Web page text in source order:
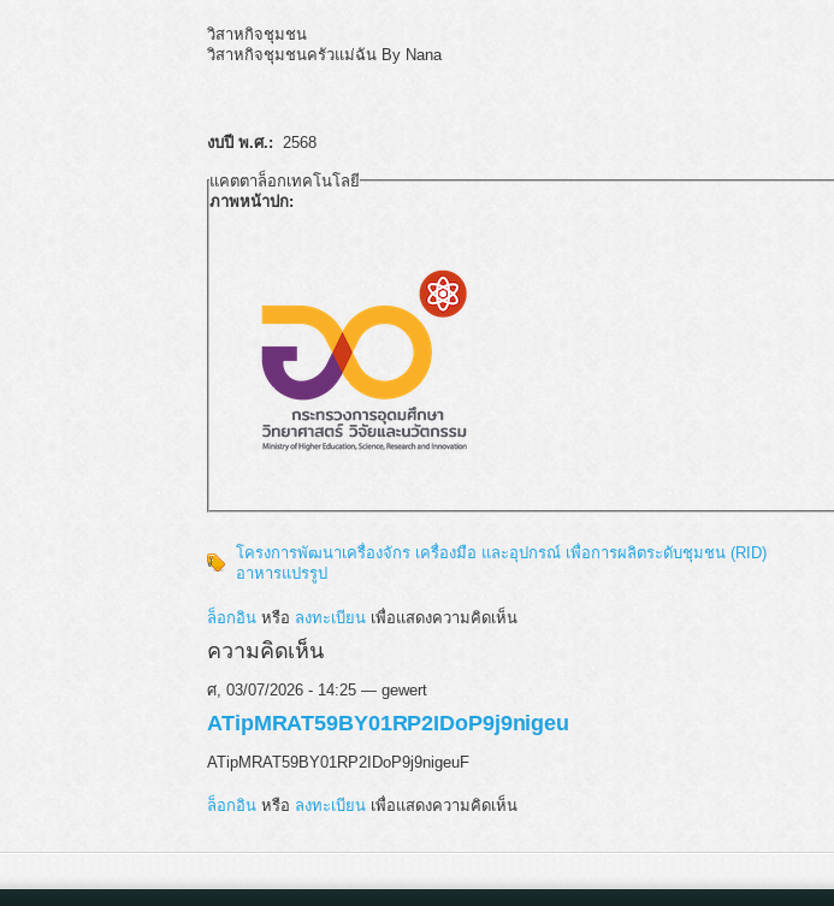
วิสาหกิจชุมชน
วิสาหกิจชุมชนครัวแม่ฉัน By Nana
งบปี พ.ศ.: 2568
แคตตาล็อกเทคโนโลยี
ภาพหน้าปก:
โครงการพัฒนาเครื่องจักร เครื่องมือ และอุปกรณ์ เพื่อการผลิตระดับชุมชน (RID)
อาหารแปรรูป
ล็อกอิน หรือ ลงทะเบียน เพื่อแสดงความคิดเห็น
ความคิดเห็น
ศ, 03/07/2026 - 14:25 — gewert
ATipMRAT59BY01RP2IDoP9j9nigeu
ATipMRAT59BY01RP2IDoP9j9nigeuF
ล็อกอิน หรือ ลงทะเบียน เพื่อแสดงความคิดเห็น